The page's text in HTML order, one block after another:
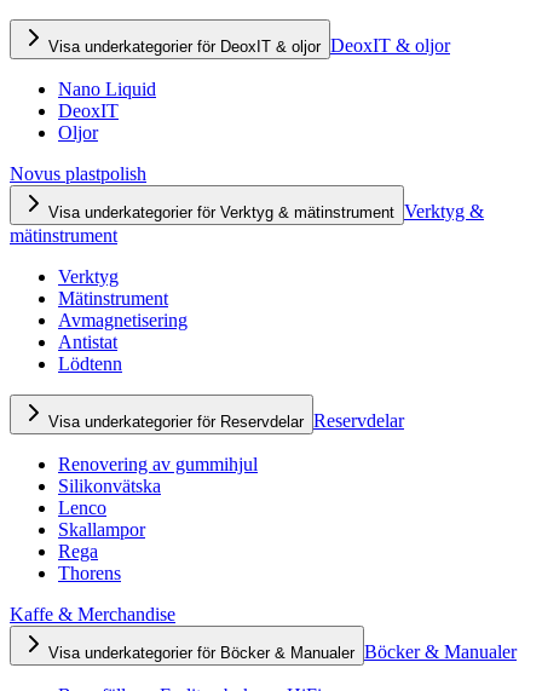
Visa underkategorier för DeoxIT & oljor DeoxIT & oljor
Nano Liquid
DeoxIT
Oljor
Novus plastpolish
Visa underkategorier för Verktyg & mätinstrument Verktyg &
mätinstrument
Verktyg
Mätinstrument
Avmagnetisering
Antistat
Lödtenn
Visa underkategorier för Reservdelar Reservdelar
Renovering av gummihjul
Silikonvätska
Lenco
Skallampor
Rega
Thorens
Kaffe & Merchandise
Visa underkategorier för Böcker & Manualer Böcker & Manualer